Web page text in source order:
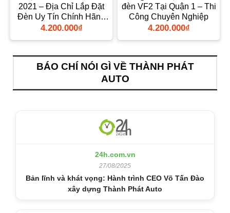
2021 – Địa Chỉ Lắp Đặt
Đèn Uy Tín Chính Hãng
TPHCM
4.200.000₫
đèn VF2 Tại Quận 1 – Thi
Công Chuyên Nghiệp
4.200.000₫
BÁO CHÍ NÓI GÌ VỀ THÀNH PHÁT
AUTO
24h.com.vn
27/08/2025
Bản lĩnh và khát vọng: Hành trình CEO Võ Tấn Đào
xây dựng Thành Phát Auto